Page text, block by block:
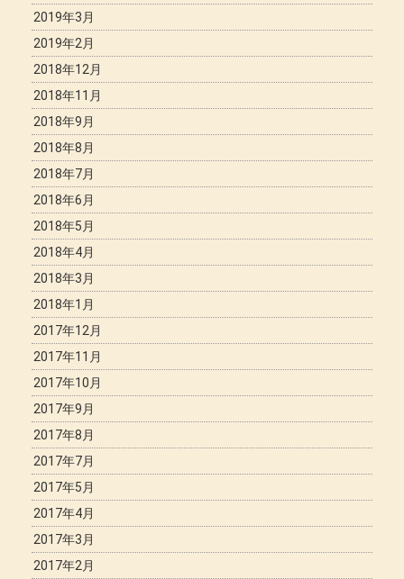
2019年3月
2019年2月
2018年12月
2018年11月
2018年9月
2018年8月
2018年7月
2018年6月
2018年5月
2018年4月
2018年3月
2018年1月
2017年12月
2017年11月
2017年10月
2017年9月
2017年8月
2017年7月
2017年5月
2017年4月
2017年3月
2017年2月